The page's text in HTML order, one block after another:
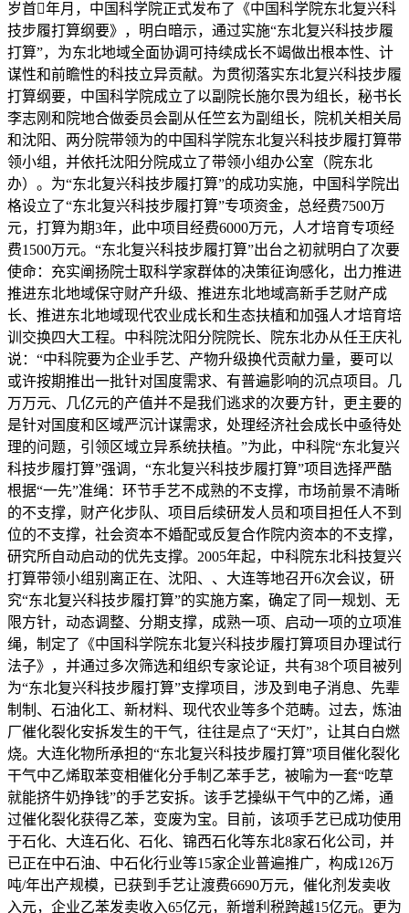
岁首年月，中国科学院正式发布了《中国科学院东北复兴科
技步履打算纲要》，明白暗示，通过实施“东北复兴科技步履
打算”，为东北地域全面协调可持续成长不竭做出根本性、计
谋性和前瞻性的科技立异贡献。为贯彻落实东北复兴科技步履
打算纲要，中国科学院成立了以副院长施尔畏为组长，秘书长
李志刚和院地合做委员会副从任竺玄为副组长，院机关相关局
和沈阳、两分院带领为的中国科学院东北复兴科技步履打算带
领小组，并依托沈阳分院成立了带领小组办公室（院东北
办）。为“东北复兴科技步履打算”的成功实施，中国科学院出
格设立了“东北复兴科技步履打算”专项资金，总经费7500万
元，打算为期3年，此中项目经费6000万元，人才培育专项经
费1500万元。“东北复兴科技步履打算”出台之初就明白了次要
使命：充实阐扬院士取科学家群体的决策征询感化，出力推进
推进东北地域保守财产升级、推进东北地域高新手艺财产成
长、推进东北地域现代农业成长和生态扶植和加强人才培育培
训交换四大工程。中科院沈阳分院院长、院东北办从任王庆礼
说：“中科院要为企业手艺、产物升级换代贡献力量，要可以
或许按期推出一批针对国度需求、有普遍影响的沉点项目。几
万万元、几亿元的产值并不是我们逃求的次要方针，更主要的
是针对国度和区域严沉计谋需求，处理经济社会成长中亟待处
理的问题，引领区域立异系统扶植。”为此，中科院“东北复兴
科技步履打算”强调，“东北复兴科技步履打算”项目选择严酷
根据“一先”准绳：环节手艺不成熟的不支撑，市场前景不清晰
的不支撑，财产化步队、项目后续研发人员和项目担任人不到
位的不支撑，社会资本不婚配或反复合作院内资本的不支撑，
研究所自动启动的优先支撑。2005年起，中科院东北科技复兴
打算带领小组别离正在、沈阳、、大连等地召开6次会议，研
究“东北复兴科技步履打算”的实施方案，确定了同一规划、无
限方针，动态调整、分期支撑，成熟一项、启动一项的立项准
绳，制定了《中国科学院东北复兴科技步履打算项目办理试行
法子》，并通过多次筛选和组织专家论证，共有38个项目被列
为“东北复兴科技步履打算”支撑项目，涉及到电子消息、先辈
制制、石油化工、新材料、现代农业等多个范畴。过去，炼油
厂催化裂化安拆发生的干气，往往是点了“天灯”，让其白白燃
烧。大连化物所承担的“东北复兴科技步履打算”项目催化裂化
干气中乙烯取苯变相催化分手制乙苯手艺，被喻为一套“吃草
就能挤牛奶挣钱”的手艺安拆。该手艺操纵干气中的乙烯，通
过催化裂化获得乙苯，变废为宝。目前，该项手艺已成功使用
于石化、大连石化、石化、锦西石化等东北8家石化公司，并
已正在中石油、中石化行业等15家企业普遍推广，构成126万
吨/年出产规模，已获到手艺让渡费6690万元，催化剂发卖收
入元，企业乙苯发卖收入65亿元，新增利税跨越15亿元。更为